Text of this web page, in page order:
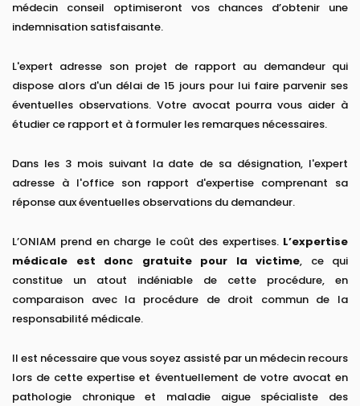
médecin conseil optimiseront vos chances d’obtenir une
indemnisation satisfaisante.
L'expert adresse son projet de rapport au demandeur qui
dispose alors d'un délai de 15 jours pour lui faire parvenir ses
éventuelles observations. Votre avocat pourra vous aider à
étudier ce rapport et à formuler les remarques nécessaires.
Dans les 3 mois suivant la date de sa désignation, l'expert
adresse à l'office son rapport d'expertise comprenant sa
réponse aux éventuelles observations du demandeur.
L’ONIAM prend en charge le coût des expertises. L’expertise
médicale est donc gratuite pour la victime, ce qui
constitue un atout indéniable de cette procédure, en
comparaison avec la procédure de droit commun de la
responsabilité médicale.
Il est nécessaire que vous soyez assisté par un médecin recours
lors de cette expertise et éventuellement de votre avocat en
pathologie chronique et maladie aigue spécialiste des